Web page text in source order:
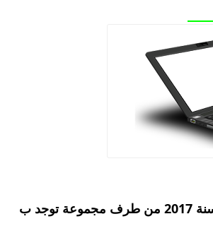
هو منصة لرفع الفيديوهات تربح من خلالها المال تأسست سنة 2017 من طرف مجموعة توجد ب